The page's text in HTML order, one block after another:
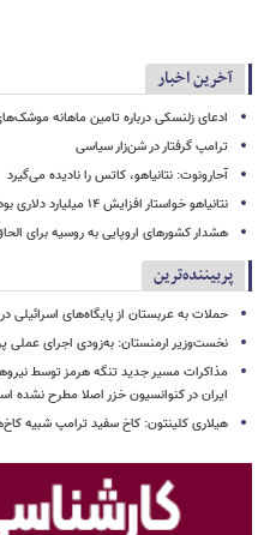
آخرین اخبار
ادعای زلنسکی درباره تامین ماهانه
ترامپ گرفتار در شن‌زار سیاسی
آحارونوت: نتانیاهو، کاتس را نادیده می‌گیرد
نتانیاهو خواستار افزایش ۱۴ میلیارد دلاری بودجه نظامی اسرائیل شد
هشدار کشورهای اروپایی به روسیه برای
پربیننده‌ترین
حملات به عربستان از پایگاه‌های اسرائیلی
نخست‌وزیر ارمنستان: به‌زودی اجرای عملی
مذاکرات مسیر جدید تنگه هرمز توسط
ایران در کنوانسیون خزر اصلا مطرح نشده
هیلاری کلینتون: کاخ سفید ترامپ شبیه